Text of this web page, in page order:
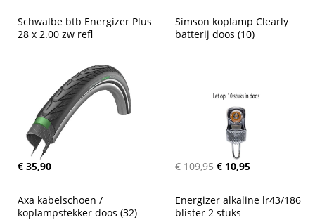
Schwalbe btb Energizer Plus
28 x 2.00 zw refl
€ 35,90
Simson koplamp Clearly
batterij doos (10)
€ 109,95 € 10,95
Axa kabelschoen /
koplampstekker doos (32)
Energizer alkaline lr43/186
blister 2 stuks